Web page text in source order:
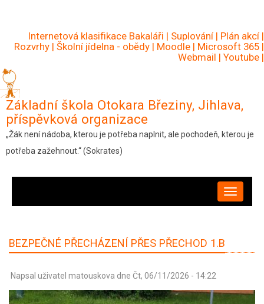
hlavnímuInternetová klasifikace Bakaláři | Suplování | Plán akcí |
Rozvrhy | Školní jídelna - obědy | Moodle | Microsoft 365 |
Webmail | Youtube |
Základní škola Otokara Březiny, Jihlava,
příspěvková organizace
„Žák není nádoba, kterou je potřeba naplnit, ale pochodeň, kterou je
potřeba zažehnout.“ (Sokrates)
BEZPEČNÉ PŘECHÁZENÍ PŘES PŘECHOD 1.B
Napsal uživatel matouskova dne Čt, 06/11/2026 - 14:22